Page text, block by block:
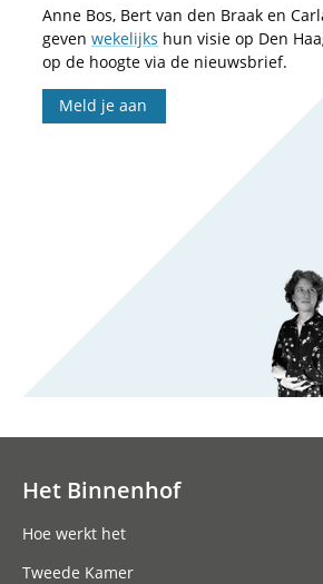
Anne Bos, Bert van den Braak en
geven wekelijks hun visie op Den
op de hoogte via de nieuwsbrief.
Meld je aan
Het Binnenhof
Hoe werkt het
Tweede Kamer